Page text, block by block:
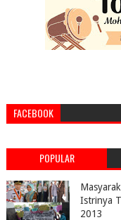
FACEBOOK
POPULAR
Istrinya
2013